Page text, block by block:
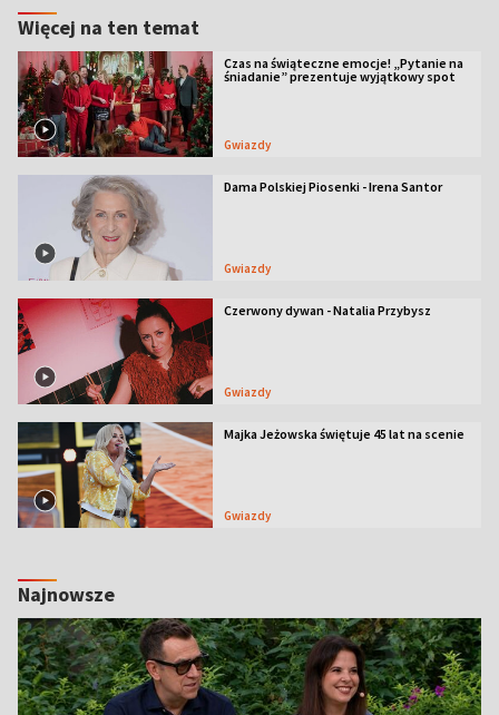
Więcej na ten temat
Czas na świąteczne emocje! „Pytanie na
śniadanie” prezentuje wyjątkowy spot
Gwiazdy
Dama Polskiej Piosenki - Irena Santor
Gwiazdy
Czerwony dywan - Natalia Przybysz
Gwiazdy
Majka Jeżowska świętuje 45 lat na scenie
Gwiazdy
Najnowsze